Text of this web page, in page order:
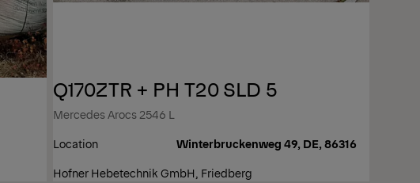
Q170ZTR + PH T20 SLD 5
Mercedes Arocs 2546 L
Location
Winterbruckenweg 49, DE, 86316
Hofner Hebetechnik GmbH, Friedberg